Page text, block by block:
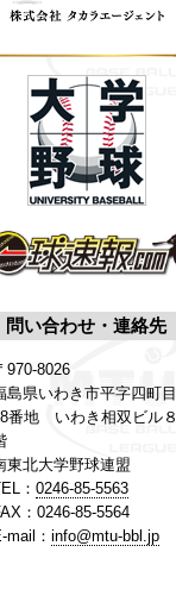
問い合わせ・連絡先
970-8026
島県いわき市平字四町目
番地 いわき相双ビル８
東北大学野球連盟
： 0246-85-5563
：0246-85-5564
mail： info@mtu-bbl.jp